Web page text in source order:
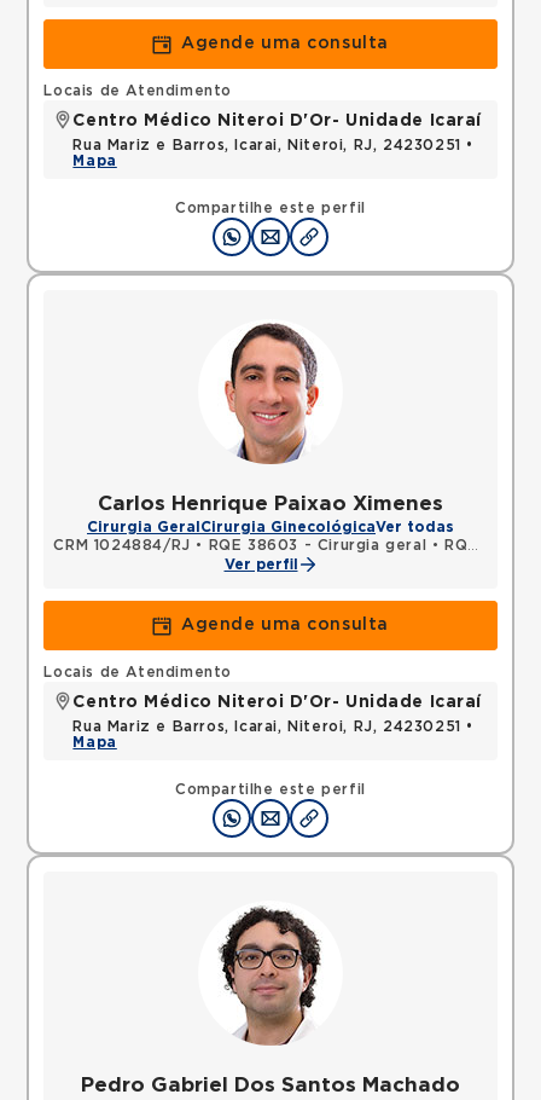
Agende uma consulta
Compartilhe este perfil
Locais de Atendimento
Centro Médico Niteroi D'Or- Unidade Icaraí
Rua Mariz e Barros, Icarai, Niteroi, RJ, 24230251 •
Mapa
Carlos Henrique Paixao Ximenes
Cirurgia Geral Cirurgia GinecológicaVer todas
CRM 1024884/RJ • RQE 38603 - Cirurgia geral •
RQE 38604 - Cirurgia oncológica
Ver perfil
Agende uma consulta
Compartilhe este perfil
Locais de Atendimento
Centro Médico Niteroi D'Or- Unidade Icaraí
Rua Mariz e Barros, Icarai, Niteroi, RJ, 24230251 •
Mapa
Pedro Gabriel Dos Santos Machado